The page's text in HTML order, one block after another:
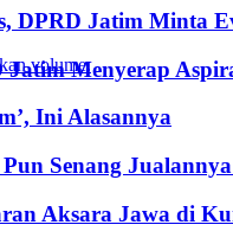
volume.
DPRD Jatim Minta
Jatim Menyerap
Ini Alasannya
Senang
Aksara Jawa di